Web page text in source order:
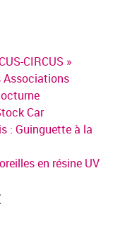
CIRCUS »
Associations
Car
: Guinguette à la
en résine UV